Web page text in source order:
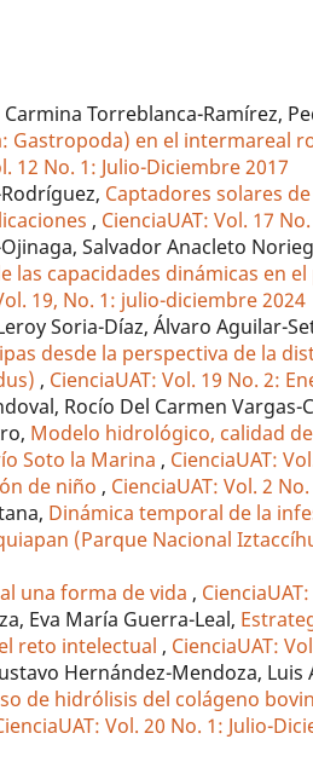
Torreblanca-Ramírez,
Gastropoda) en el intermareal
12 No. 1: Julio-Diciembre 2017
Captadores solares
, CienciaUAT: Vol. 17
Salvador Anacleto
las capacidades dinámicas en
19, No. 1: julio-diciembre 2024
Soria-Díaz, Álvaro Aguilar-
desde la perspectiva de la
, CienciaUAT: Vol. 19 No. 2:
Rocío Del Carmen Vargas-
Modelo hidrológico, calidad
Soto la Marina , CienciaUAT:
de niño , CienciaUAT: Vol. 2
Dinámica temporal de la
(Parque Nacional
una forma de vida ,
Eva María Guerra-Leal,
reto intelectual , CienciaUAT:
Hernández-Mendoza, Luis
de hidrólisis del colágeno
Vol. 20 No. 1: Julio-